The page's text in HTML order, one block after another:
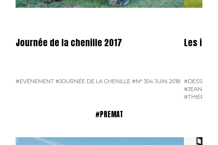
Journée de la chenille 2017
#EVÉNEMENT #JOURNÉE DE LA CHENILLE #N° 304 JUIN 2018
Les
#DESSINS
#JEAN-
#THIERRY
#PREMAT